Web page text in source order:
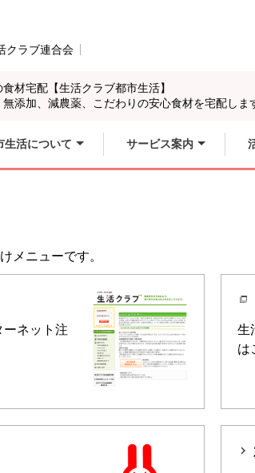
クラブ連合会
材宅配【生活クラブ都市生活】
無添加、減農薬、こだわりの安心食材を宅配しま
生活について サービス案内
メニューです。
ネット注
生
は